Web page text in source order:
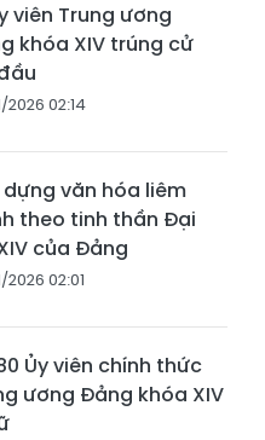
viên Trung ương
khóa XIV trúng cử
2026 02:14
dựng văn hóa liêm
theo tinh thần Đại
của Đảng
2026 02:01
Ủy viên chính thức
ương Đảng khóa XIV